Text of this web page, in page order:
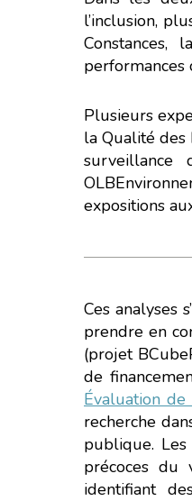
l’inclusion,
performances
Plusieurs
la Qualité des
expositions
Ces analyses
prendre en
(projet
de
Évaluation
recherche
publique.
précoces du
identifiant